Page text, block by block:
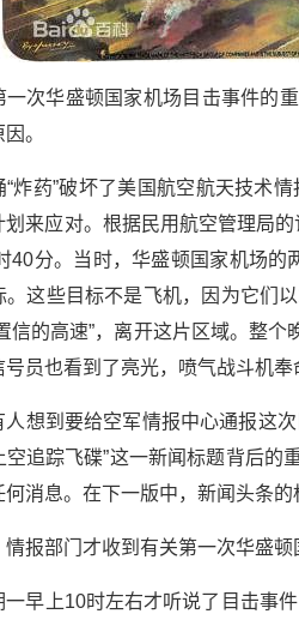
一次华盛顿国家机场目击事件的
。
“炸药”破坏了美国航空航天技术
划来应对。根据民用航空管理局
40分。当时，华盛顿国家机场
。这些目标不是飞机，因为它们
信的高速”，离开这片区域。整
员也看到了亮光，喷气战斗机奉
人想到要给空军情报中心通报这
空追踪飞碟”这一新闻标题背后的
消息。在下一版中，新闻头条的
情报部门才收到有关第一次华盛顿
一早上10时左右才听说了目击事